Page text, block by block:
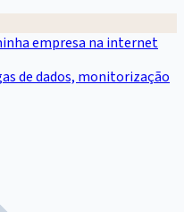
empresa na internet
de dados, monitorização